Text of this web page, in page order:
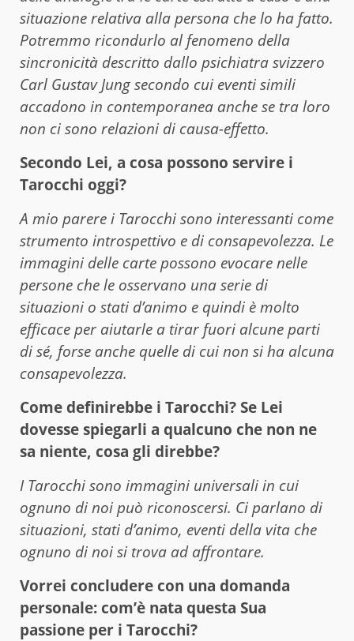
situazione relativa alla persona che lo ha fatto.
Potremmo ricondurlo al fenomeno della
sincronicità descritto dallo psichiatra svizzero
Carl Gustav Jung secondo cui eventi simili
accadono in contemporanea anche se tra loro
non ci sono relazioni di causa-effetto.
Secondo Lei, a cosa possono servire i
Tarocchi oggi?
A mio parere i Tarocchi sono interessanti come
strumento introspettivo e di consapevolezza. Le
immagini delle carte possono evocare nelle
persone che le osservano una serie di
situazioni o stati d’animo e quindi è molto
efficace per aiutarle a tirar fuori alcune parti
di sé, forse anche quelle di cui non si ha alcuna
consapevolezza.
Come definirebbe i Tarocchi? Se Lei
dovesse spiegarli a qualcuno che non ne
sa niente, cosa gli direbbe?
I Tarocchi sono immagini universali in cui
ognuno di noi può riconoscersi. Ci parlano di
situazioni, stati d’animo, eventi della vita che
ognuno di noi si trova ad affrontare.
Vorrei concludere con una domanda
personale: com’è nata questa Sua
passione per i Tarocchi?